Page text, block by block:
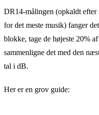
DR14-målingen (opkaldt
for det meste musik) fanger
blokke, tage de højeste 20%
sammenligne det med den
tal i dB.
Her er en grov guide: